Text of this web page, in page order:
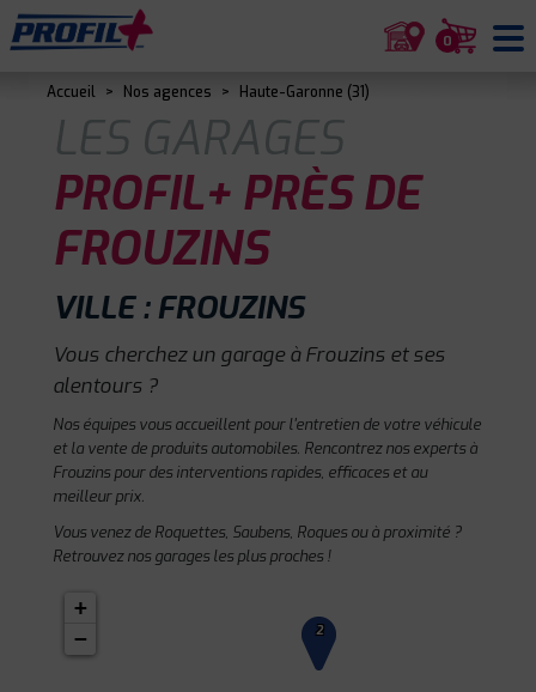
0
Accueil > Nos agences > Haute-Garonne (31)
LES GARAGES
PROFIL+ PRÈS DE
FROUZINS
VILLE : FROUZINS
Vous cherchez un garage à Frouzins et ses
alentours ?
Nos équipes vous accueillent pour l'entretien de votre véhicule
et la vente de produits automobiles. Rencontrez nos experts à
Frouzins pour des interventions rapides, efficaces et au
meilleur prix.
Vous venez de Roquettes, Saubens, Roques ou à proximité ?
Retrouvez nos garages les plus proches !
2
+
−